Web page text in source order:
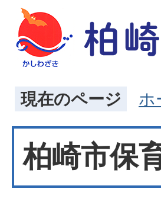
現在のページ ホ
柏崎市保